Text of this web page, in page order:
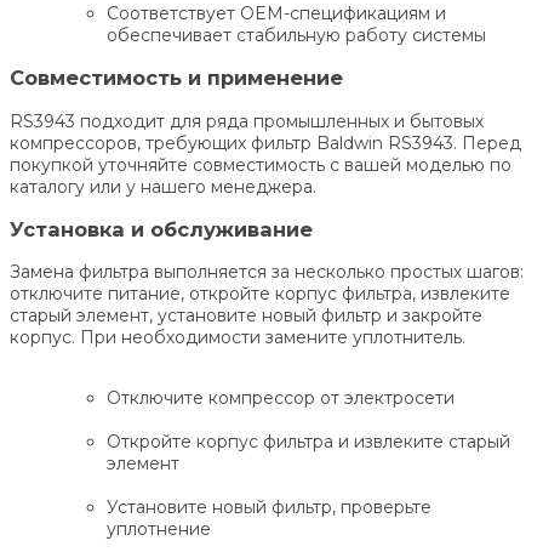
Соответствует OEM-спецификациям и
обеспечивает стабильную работу системы
Совместимость и применение
RS3943 подходит для ряда промышленных и бытовых
компрессоров, требующих фильтр Baldwin RS3943. Перед
покупкой уточняйте совместимость с вашей моделью по
каталогу или у нашего менеджера.
Установка и обслуживание
Замена фильтра выполняется за несколько простых шагов:
отключите питание, откройте корпус фильтра, извлеките
старый элемент, установите новый фильтр и закройте
корпус. При необходимости замените уплотнитель.
Отключите компрессор от электросети
Откройте корпус фильтра и извлеките старый
элемент
Установите новый фильтр, проверьте
уплотнение